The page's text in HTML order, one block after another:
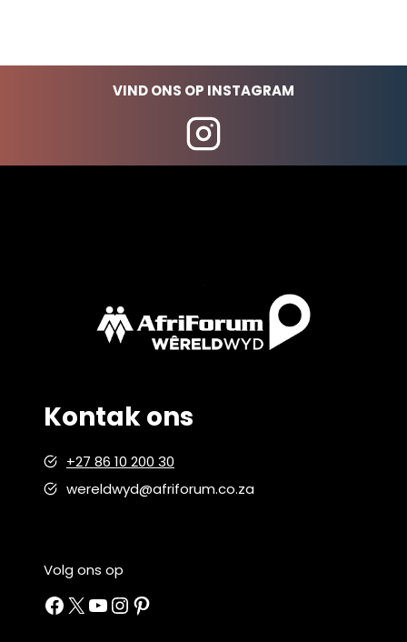
VIND ONS OP INSTAGRAM
Kontak ons
+27 86 10 200 30
wereldwyd@afriforum.co.za
Volg ons op
Facebook
X YouTube
Instagram
Pinterest